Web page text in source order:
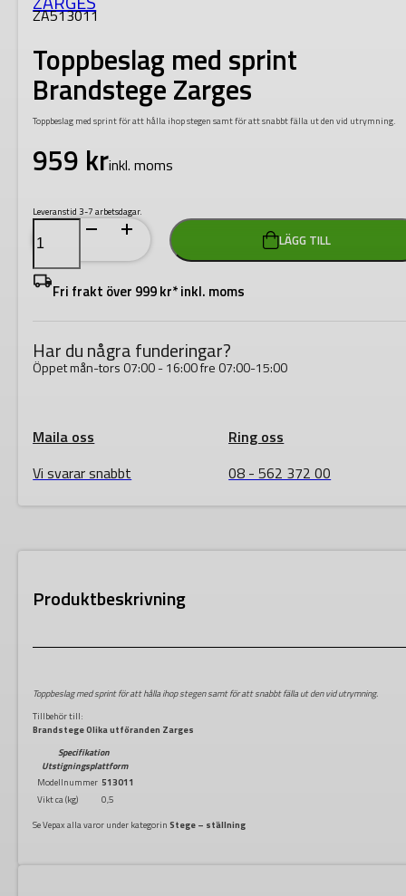
ZA513011
Toppbeslag med sprint
Brandstege Zarges
Toppbeslag med sprint för att hålla ihop stegen samt för att snabbt fälla ut den vid utrymning.
959 krinkl. moms
Leveranstid 3-7 arbetsdagar.
Toppbeslag
med
sprint
Brandstege
Zarges
mängd
LÄGG TILL
Fri frakt över 999 kr* inkl. moms
Har du några funderingar?
Öppet mån-tors 07:00 - 16:00 fre 07:00-15:00
Maila oss
Vi svarar snabbt
Ring oss
08 - 562 372 00
Produktbeskrivning
Toppbeslag med sprint för att hålla ihop stegen samt för att snabbt fälla ut den vid utrymning.
Tillbehör till:
Brandstege Olika utföranden Zarges
Specifikation
Utstigningsplattform
Modellnummer 513011
Vikt ca (kg)
0,5
Se Vepax alla varor under kategorinStege – ställning